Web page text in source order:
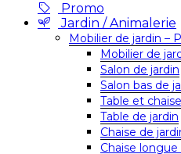
Promo
Jardin / Animalerie
Mobilier de jardin –
Mobilier de
Salon de jardin
Salon bas de
Table et
Table de jardin
Chaise de
Chaise longue